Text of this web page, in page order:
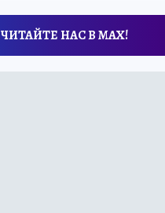
ЧИТАЙТЕ НАС В МАХ!